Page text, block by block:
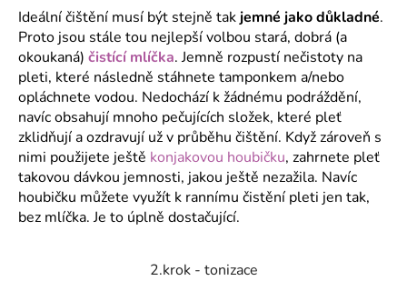
Ideální čištění musí být stejně tak jemné jako důkladné.
Proto jsou stále tou nejlepší volbou stará, dobrá (a
okoukaná) čistící mlíčka. Jemně rozpustí nečistoty na
pleti, které následně stáhnete tamponkem a/nebo
opláchnete vodou. Nedochází k žádnému podráždění,
navíc obsahují mnoho pečujících složek, které pleť
zklidňují a ozdravují už v průběhu čištění. Když zároveň s
nimi použijete ještě konjakovou houbičku, zahrnete pleť
takovou dávkou jemnosti, jakou ještě nezažila. Navíc
houbičku můžete využít k rannímu čistění pleti jen tak,
bez mlíčka. Je to úplně dostačující.
2.krok - tonizace
D
o
p
o
r
u
č
u
j
e